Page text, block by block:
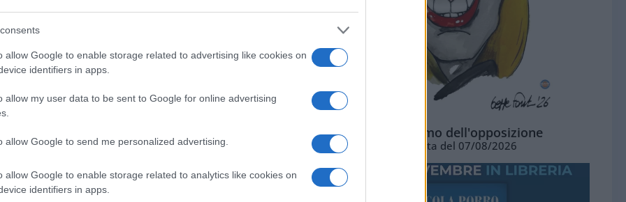
allow Google to enable storage related to advertising like cookies on
identifiers in apps.
allow my user data to be sent to Google for online advertising
allow Google to send me personalized advertising.
allow Google to enable storage related to analytics like cookies on
identifiers in apps.
mentre hai un conflitto a fuoco . Non
Perché se sbagli muore un cittadino, se
a te – si legge nella lettera – A chi
scrivania noi chiediamo una sola cosa:
Provate a pattugliare una strada
Vogliamo giustizia vera e rispetto. A
indagati per aver fatto il vostro dovere
e indiscutibile. Siamo lo stesso
E lo stesso amore per l’uniforme
L'ottimismo dell'opposizione
Vignetta del 07/08/2026